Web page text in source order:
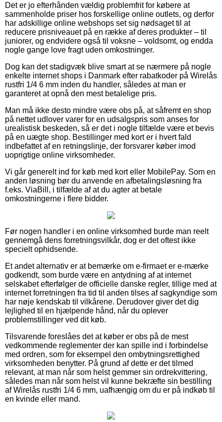
Det er jo efterhånden vældig problemfrit for købere at
sammenholde priser hos forskellige online outlets, og derfor
har adskillige online webshops set sig nødsaget til at
reducere prisniveauet på en række af deres produkter – til
juniorer, og endvidere også til voksne – voldsomt, og endda
nogle gange love fragt uden omkostninger.
Dog kan det stadigvæk blive smart at se nærmere på nogle
enkelte internet shops i Danmark efter rabatkoder på Wirelås
rustfri 1/4 6 mm inden du handler, således at man er
garanteret at opnå den mest betalelige pris.
Man må ikke desto mindre være obs på, at såfremt en shop
på nettet udlover varer for en udsalgspris som anses for
urealistisk beskeden, så er det i nogle tilfælde være et bevis
på en uægte shop. Bestillinger med kort er i hvert fald
indbefattet af en retningslinje, der forsvarer køber imod
uoprigtige online virksomheder.
Vi går generelt ind for køb med kort eller MobilePay. Som en
anden løsning bør du anvende en afbetalingsløsning fra
f.eks. ViaBill, i tilfælde af at du agter at betale
omkostningerne i flere bidder.
Før nogen handler i en online virksomhed burde man reelt
gennemgå dens forretningsvilkår, dog er det oftest ikke
specielt ophidsende.
Et andet alternativ er at bemærke om e-firmaet er e-mærke
godkendt, som burde være en antydning af at internet
selskabet efterfølger de officielle danske regler, tillige med at
internet forretningen fra tid til anden tilses af sagkyndige som
har nøje kendskab til vilkårene. Derudover giver det dig
lejlighed til en hjælpende hånd, når du oplever
problemstillinger ved dit køb.
Tilsvarende foreslåes det at køber er obs på de mest
vedkommende reglementer der kan spille ind i forbindelse
med ordren, som for eksempel den ombytningsrettighed
virksomheden benytter. På grund af dette er det tilmed
relevant, at man når som helst gemmer sin ordrekvittering,
således man når som helst vil kunne bekræfte sin bestilling
af Wirelås rustfri 1/4 6 mm, uafhængig om du er på indkøb til
en kvinde eller mand.